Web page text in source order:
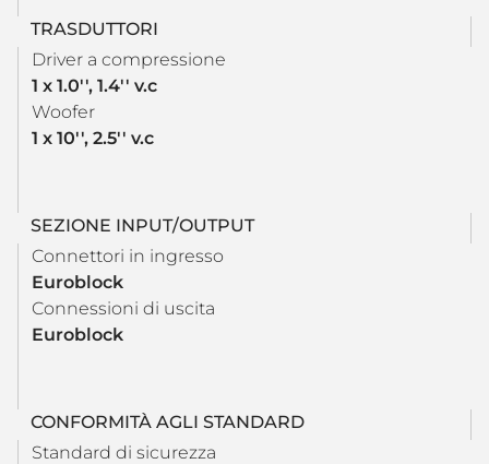
TRASDUTTORI
Driver a compressione
1 x 1.0'', 1.4'' v.c
Woofer
1 x 10'', 2.5'' v.c
SEZIONE INPUT/OUTPUT
Connettori in ingresso
Euroblock
Connessioni di uscita
Euroblock
CONFORMITÀ AGLI STANDARD
Standard di sicurezza